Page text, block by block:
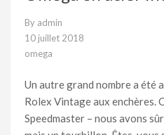
By admin
10 juillet 2018
omega
Un autre grand nombre a été
Rolex Vintage aux enchères.
Speedmaster – nous avons